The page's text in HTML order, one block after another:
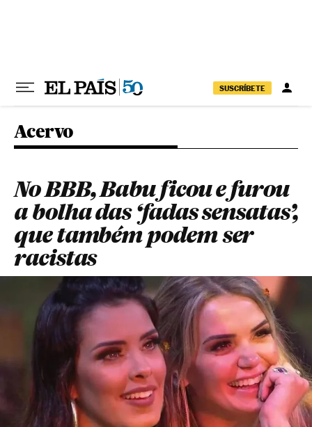
SUSCRÍBETE
Acervo
No BBB, Babu ficou e furou
a bolha das ‘fadas sensatas’,
que também podem ser
racistas